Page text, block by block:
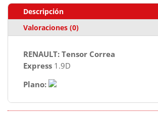
Descripción
Valoraciones (0)
RENAULT: Tensor Correa
Express 1.9D
Plano: